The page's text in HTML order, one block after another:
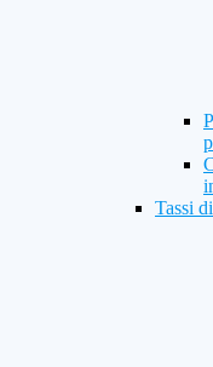
Tassi